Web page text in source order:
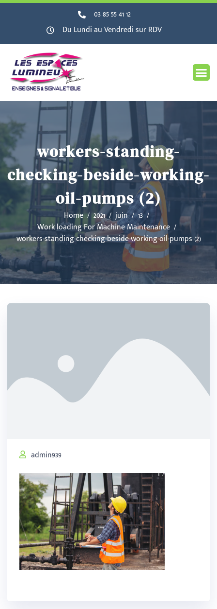
03 85 55 41 12
Du Lundi au Vendredi sur RDV
workers-standing-
checking-beside-working-
oil-pumps (2)
Home 2021 juin
13
Work loading For Machine Maintenance
workers-standing-checking-beside-working-oil-pumps (2)
admin939